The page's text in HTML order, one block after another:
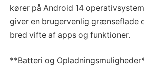
kører på Android 14
giver en brugervenlig grænseflade
bred vifte af apps og funktioner.
**Batteri og